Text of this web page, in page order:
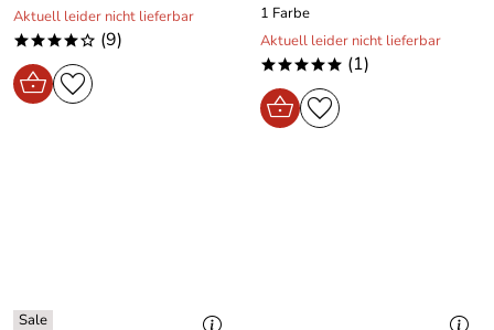
Aktuell leider nicht lieferbar
****o (9)
1 Farbe
Aktuell leider nicht lieferbar
***** (1)